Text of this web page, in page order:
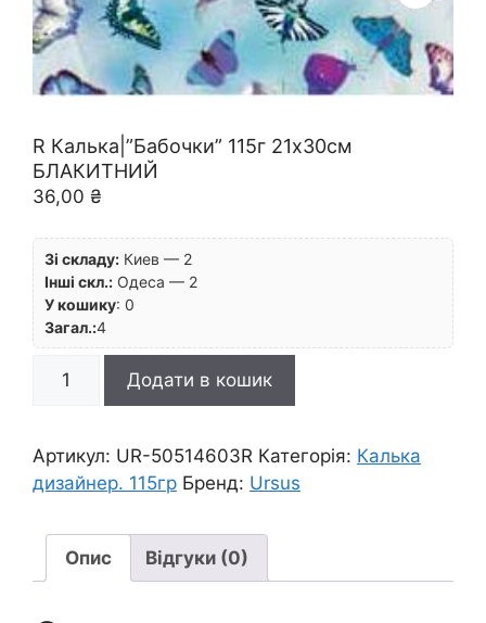
R Калька|”Бабочки” 115г 21х30см
БЛАКИТНИЙ
36,00 ₴
Зі складу: Киев — 2
Інші скл.: Одеса — 2
У кошику: 0
Загал.:4
Калька|"Бабочки"
21х30см
БЛАКИТНИЙ
Додати в кошик
Артикул: UR-50514603R Категорія: Калька
дизайнер. 115гр Бренд: Ursus
Опис Відгуки (0)